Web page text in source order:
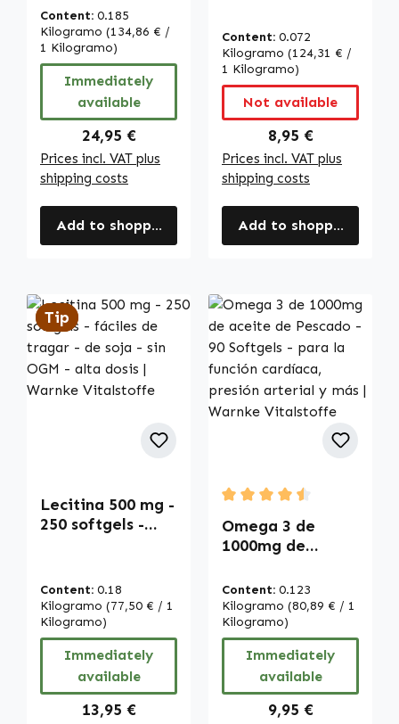
cápsulas - con
vitamina E y
selenio - para el
sistema
inmunitario, la
piel y más |
Warnke
Vitalstoffe
Content: 0.185
Kilogramo (134,86 € /
1 Kilogramo)
Immediately
available
Regular price:
24,95 €
Prices incl. VAT plus
shipping costs
Add to shopping cart
Warnke
Vitalstoffe
Content: 0.072
Kilogramo (124,31 € /
1 Kilogramo)
Not available
Regular price:
8,95 €
Prices incl. VAT plus
shipping costs
Add to shopping cart
Tip
Tip
Lecitina 500 mg -
250 softgels -
OGM - alta dosis |
Warnke
Vitalstoffe
Content: 0.18
Kilogramo (77,50 € / 1
Kilogramo)
Immediately
available
Regular price:
13,95 €
Average rating of 4.5 out
Omega 3 de
1000mg de
Pescado - 90
Softgels - para la
función cardíaca,
presión arterial y
más | Warnke
Vitalstoffe
Content: 0.123
Kilogramo (80,89 € / 1
Kilogramo)
Immediately
available
Regular price:
9,95 €